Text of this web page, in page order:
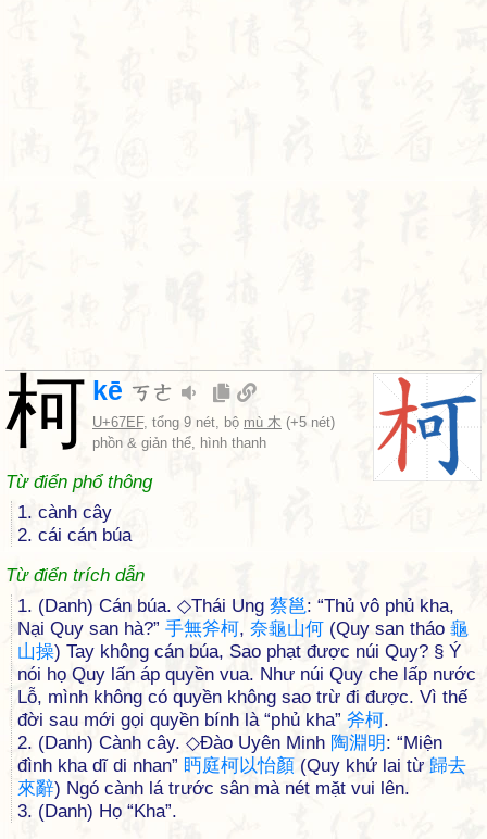
柯 kē ㄎㄜ
U+67EF, tổng 9 nét, bộ mù 木 (+5 nét)
phồn & giản thể, hình thanh
Từ điển phổ thông
1. cành cây
2. cái cán búa
Từ điển trích dẫn
1. (Danh) Cán búa. ◇Thái Ung 蔡邕: “Thủ vô phủ kha,
Nại Quy san hà?” 手無斧柯, 奈龜山何 (Quy san tháo 龜
山操) Tay không cán búa, Sao phạt được núi Quy? § Ý
nói họ Quy lấn áp quyền vua. Như núi Quy che lấp nước
Lỗ, mình không có quyền không sao trừ đi được. Vì thế
đời sau mới gọi quyền bính là “phủ kha” 斧柯.
2. (Danh) Cành cây. ◇Đào Uyên Minh 陶淵明: “Miện
đình kha dĩ di nhan” 眄庭柯以怡顏 (Quy khứ lai từ 歸去
來辭) Ngó cành lá trước sân mà nét mặt vui lên.
3. (Danh) Họ “Kha”.